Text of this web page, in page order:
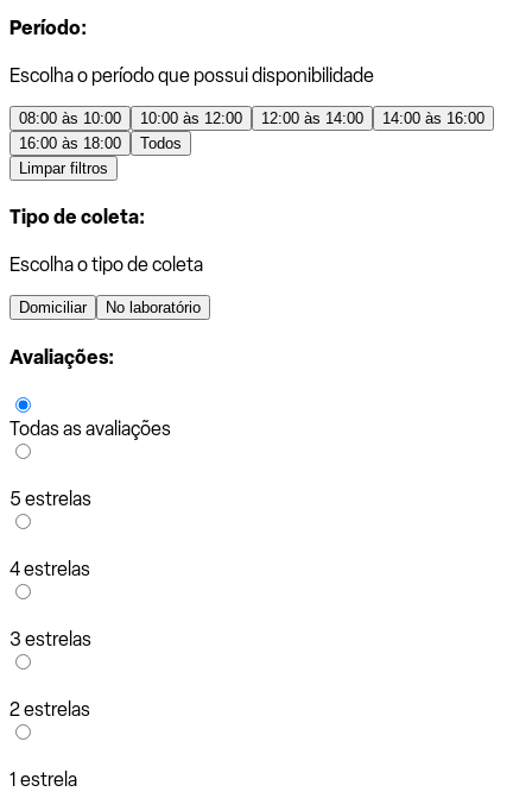
Período:
Escolha o período que possui disponibilidade
08:00 às 10:00 10:00 às 12:00 12:00 às 14:00
14:00 às 16:00
16:00 às 18:00
Todos
Limpar filtros
Tipo de coleta:
Escolha o tipo de coleta
Domiciliar No laboratório
Avaliações:
Todas as avaliações
5 estrelas
4 estrelas
3 estrelas
2 estrelas
1 estrela